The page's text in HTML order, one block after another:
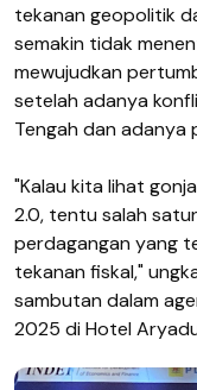
tekanan geopolitik
semakin tidak
mewujudkan
setelah adanya
Tengah dan adanya
"Kalau kita lihat
2.0, tentu salah
perdagangan yang
tekanan fiskal,"
sambutan dalam
2025 di Hotel